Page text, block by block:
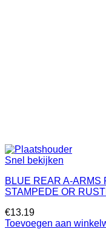
Snel bekijken
BLUE REAR A-ARMS
STAMPEDE OR
€13.19
Toevoegen aan